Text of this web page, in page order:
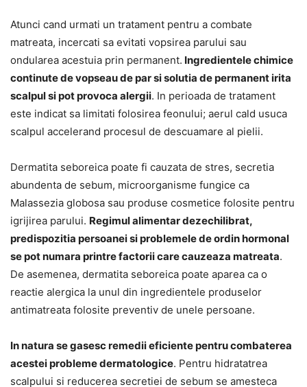
Atunci cand urmati un tratament pentru a combate
matreata, incercati sa evitati vopsirea parului sau
ondularea acestuia prin permanent. Ingredientele chimice
continute de vopseau de par si solutia de permanent irita
scalpul si pot provoca alergii. In perioada de tratament
este indicat sa limitati folosirea feonului; aerul cald usuca
scalpul accelerand procesul de descuamare al pielii.
Dermatita seboreica poate fi cauzata de stres, secretia
abundenta de sebum, microorganisme fungice ca
Malassezia globosa sau produse cosmetice folosite pentru
igrijirea parului. Regimul alimentar dezechilibrat,
predispozitia persoanei si problemele de ordin hormonal
se pot numara printre factorii care cauzeaza matreata.
De asemenea, dermatita seboreica poate aparea ca o
reactie alergica la unul din ingredientele produselor
antimatreata folosite preventiv de unele persoane.
In natura se gasesc remedii eficiente pentru combaterea
acestei probleme dermatologice. Pentru hidratatrea
scalpului si reducerea secretiei de sebum se amesteca